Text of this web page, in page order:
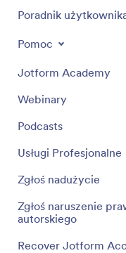
Poradnik
Pomoc
Jotform Academy
Webinary
Podcasts
Usługi Profesjonalne
Zgłoś nadużycie
Zgłoś naruszenie
autorskiego
Recover Jotform